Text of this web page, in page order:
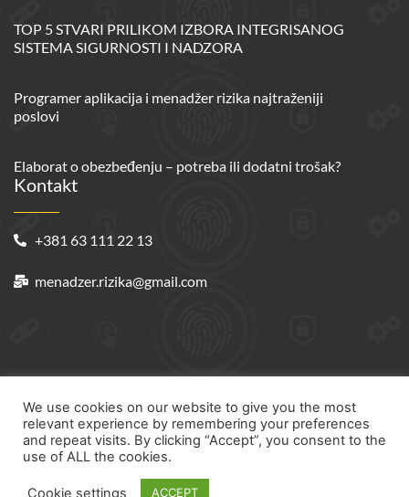
TOP 5 STVARI PRILIKOM IZBORA INTEGRISANOG
SISTEMA SIGURNOSTI I NADZORA
Programer aplikacija i menadžer rizika najtraženiji
poslovi
Elaborat o obezbeđenju – potreba ili dodatni trošak?
Kontakt
+381 63 111 22 13
menadzer.rizika@gmail.com
© 2021 riskmanager.rs
Powered by WebPortal
We use cookies on our website to give you the most
relevant experience by remembering your preferences
and repeat visits. By clicking “Accept”, you consent to the
use of ALL the cookies.
Cookie settings ACCEPT